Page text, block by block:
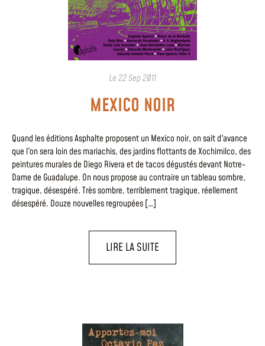
Le22 Sep 2011
MEXICO NOIR
Quand les éditions Asphalte proposent un Mexico noir, on sait d'avance
que l'on sera loin des mariachis, des jardins flottants de Xochimilco, des
peintures murales de Diego Rivera et de tacos dégustés devant Notre-
Dame de Guadalupe. On nous propose au contraire un tableau sombre,
tragique, désespéré. Très sombre, terriblement tragique, réellement
désespéré. Douze nouvelles regroupées […]
LIRE LA SUITE